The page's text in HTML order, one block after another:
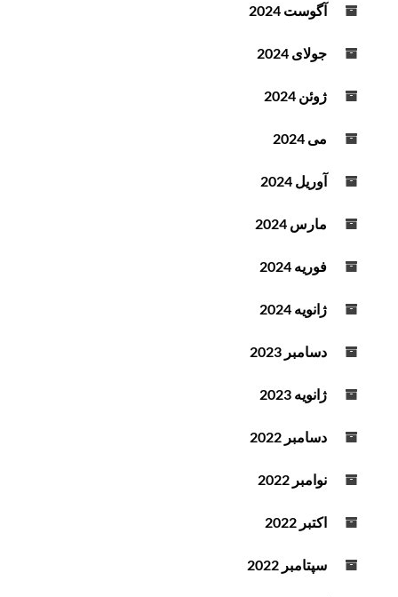
آگوست 2024
جولای 2024
ژوئن 2024
می 2024
آوریل 2024
مارس 2024
فوریه 2024
ژانویه 2024
دسامبر 2023
ژانویه 2023
دسامبر 2022
نوامبر 2022
اکتبر 2022
سپتامبر 2022